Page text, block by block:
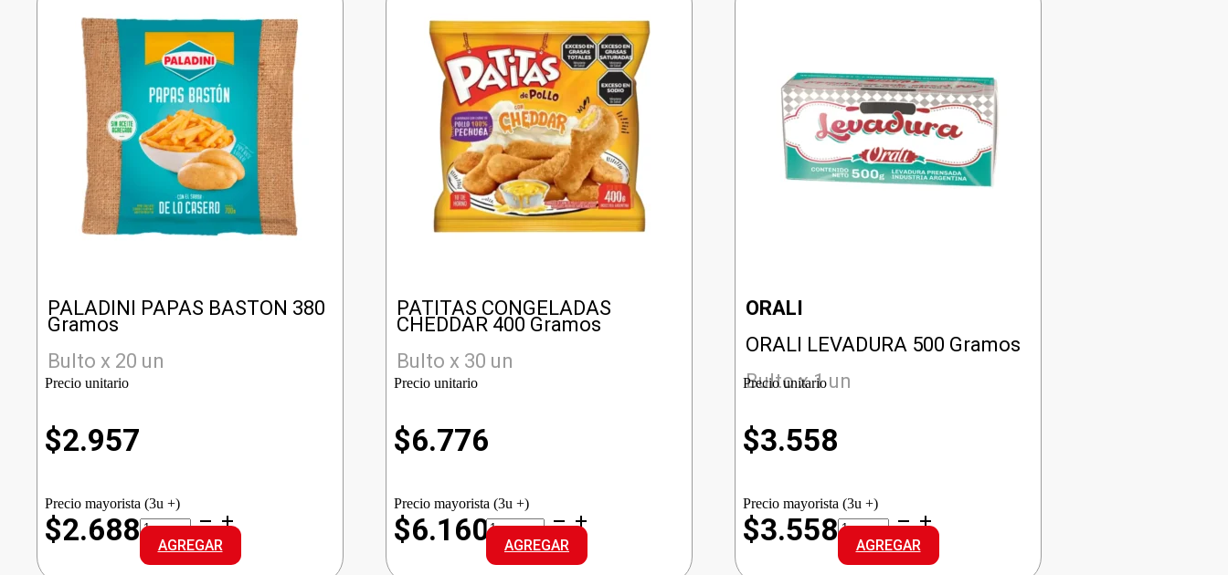
PALADINI PAPAS BASTON 380
Gramos
Bulto x 20 un
Precio unitario
$2.957
Precio mayorista (3u +)
$2.688PALADINI
PAPAS
BASTON
cantidad
AGREGAR
PATITAS CONGELADAS
CHEDDAR 400 Gramos
Bulto x 30 un
Precio unitario
$6.776
Precio mayorista (3u +)
$6.160PATITAS
CONGELADAS
CHEDDAR
cantidad
AGREGAR
ORALI
ORALI LEVADURA 500 Gramos
Bulto x 1 un
Precio unitario
$3.558
Precio mayorista (3u +)
$3.558ORALI
LEVADURA
cantidad
AGREGAR